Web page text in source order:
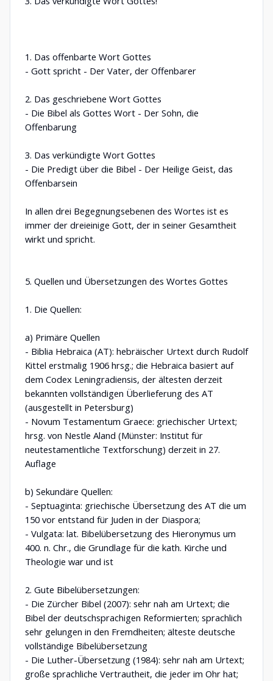
1. Das offenbarte Wort Gottes
- Gott spricht - Der Vater, der Offenbarer
2. Das geschriebene Wort Gottes
- Die Bibel als Gottes Wort - Der Sohn, die
Offenbarung
3. Das verkündigte Wort Gottes
- Die Predigt über die Bibel - Der Heilige Geist, das
Offenbarsein
In allen drei Begegnungsebenen des Wortes ist es
immer der dreieinige Gott, der in seiner Gesamtheit
wirkt und spricht.
5. Quellen und Übersetzungen des Wortes Gottes
1. Die Quellen:
a) Primäre Quellen
- Biblia Hebraica (AT): hebräischer Urtext durch Rudolf
Kittel erstmalig 1906 hrsg.; die Hebraica basiert auf
dem Codex Leningradiensis, der ältesten derzeit
bekannten vollständigen Überlieferung des AT
(ausgestellt in Petersburg)
- Novum Testamentum Graece: griechischer Urtext;
hrsg. von Nestle Aland (Münster: Institut für
neutestamentliche Textforschung) derzeit in 27.
Auflage
b) Sekundäre Quellen:
- Septuaginta: griechische Übersetzung des AT die um
150 vor entstand für Juden in der Diaspora;
- Vulgata: lat. Bibelübersetzung des Hieronymus um
400. n. Chr., die Grundlage für die kath. Kirche und
Theologie war und ist
2. Gute Bibelübersetzungen:
- Die Zürcher Bibel (2007): sehr nah am Urtext; die
Bibel der deutschsprachigen Reformierten; sprachlich
sehr gelungen in den Fremdheiten; älteste deutsche
vollständige Bibelübersetzung
- Die Luther-Übersetzung (1984): sehr nah am Urtext;
große sprachliche Vertrautheit, die jeder im Ohr hat;